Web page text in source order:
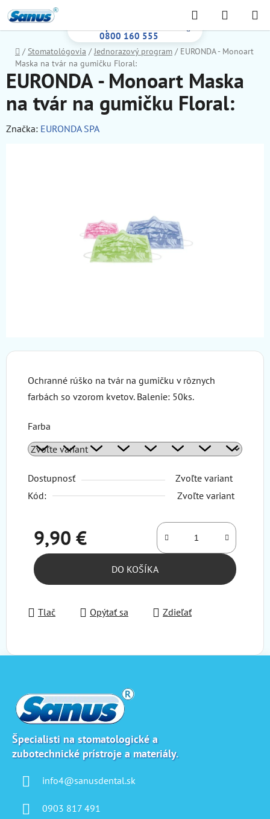
na
obsah
0800 160 555
Hľadať
KOŠÍK
Domov
/ Stomatológovia / Jednorazový program / EURONDA - Monoart
Maska na tvár na gumičku Floral:
Ochranné rúško na tvár na gumičku v rôznych
farbách so vzorom kvetov. Balenie: 50ks.
Farba
Dostupnosť
Zvoľte variant
Kód:
Zvoľte variant
9,90 €
Jednotková cena:
DO KOŠÍKA
Tlač Opýtať sa Zdieľať
EURONDA - Monoart Maska
na tvár na gumičku Floral:
Značka: EURONDA SPA
Špecialisti na stomatologické a
zubotechnické prístroje a materiály.
info4@sanusdental.sk
0903 817 491